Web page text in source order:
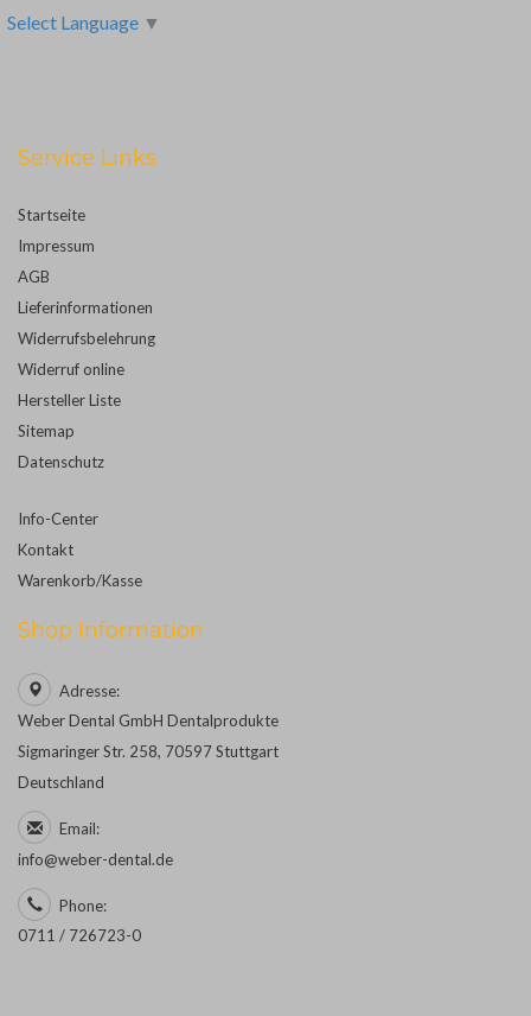
Select Language ▼
Service Links
Startseite
Impressum
AGB
Lieferinformationen
Widerrufsbelehrung
Widerruf online
Hersteller Liste
Sitemap
Datenschutz
Info-Center
Kontakt
Warenkorb/Kasse
Shop Information
Adresse:
Weber Dental GmbH Dentalprodukte
Sigmaringer Str. 258, 70597 Stuttgart
Deutschland
Email:
info@weber-dental.de
Phone:
0711 / 726723-0